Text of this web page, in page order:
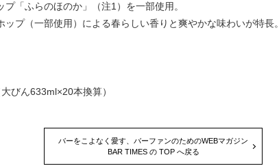
プ「ふらのほのか」（注1）を一部使用。
ップ（一部使用）による春らしい香りと爽やかな味わいが特長。
びん633ml×20本換算）
バーをこよなく愛す、バーファンのためのWEBマガジン
BAR TIMES の TOP へ戻る